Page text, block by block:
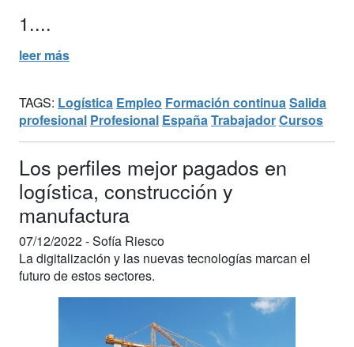
1....
leer más
TAGS: Logística Empleo Formación continua Salida
profesional Profesional España TrabajadorCursos
Los perfiles mejor pagados en
logística, construcción y
manufactura
07/12/2022 -Sofía Riesco
La digitalización y las nuevas tecnologías marcan el
futuro de estos sectores.